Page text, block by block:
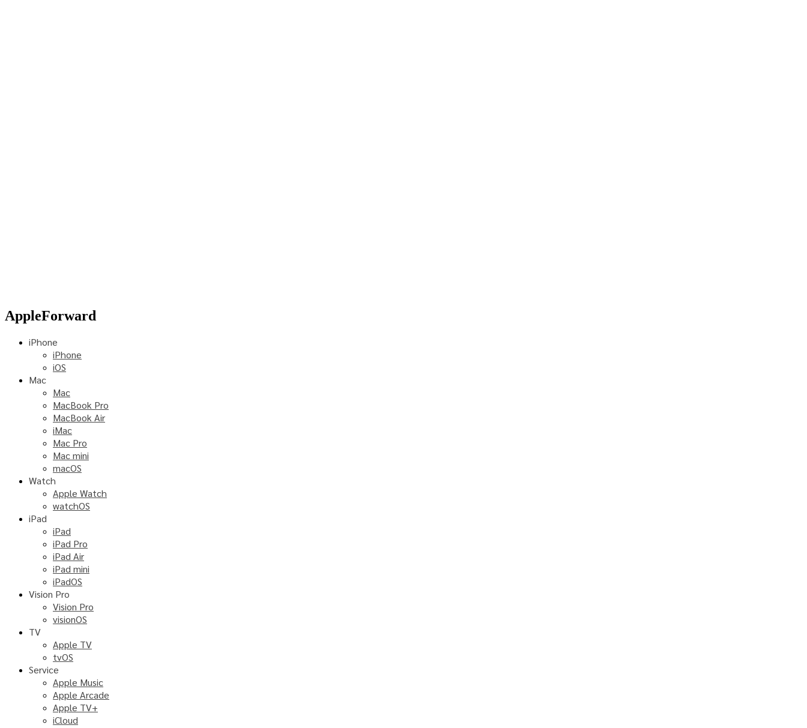
AppleForward
iPhone
iPhone
iOS
Mac
Mac
MacBook Pro
MacBook Air
iMac
Mac Pro
Mac mini
macOS
Watch
Apple Watch
watchOS
iPad
iPad
iPad Pro
iPad Air
iPad mini
iPadOS
Vision Pro
Vision Pro
visionOS
TV
Apple TV
tvOS
Service
Apple Music
Apple Arcade
Apple TV+
iCloud